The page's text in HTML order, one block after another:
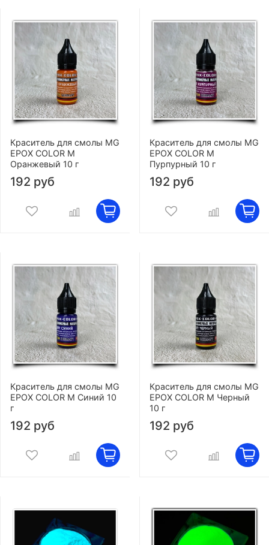
Краситель для смолы MG
EPOX COLOR M
Оранжевый 10 г
192 руб
Краситель для смолы MG
EPOX COLOR M
Пурпурный 10 г
192 руб
Краситель для смолы MG
EPOX COLOR M Синий 10
г
192 руб
Краситель для смолы MG
EPOX COLOR M Черный
10 г
192 руб